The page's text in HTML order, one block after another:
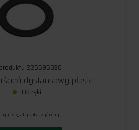
225595030
dystansowy płaski
Od ręki
się, aby zobaczyć ceny